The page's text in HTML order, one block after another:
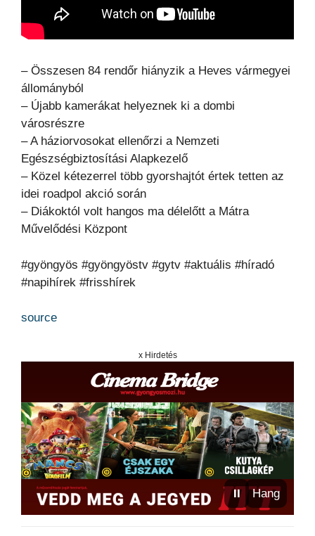
– Összesen 84 rendőr hiányzik a Heves vármegyei
állományból
– Újabb kamerákat helyeznek ki a dombi
városrészre
– A háziorvosokat ellenőrzi a Nemzeti
Egészségbiztosítási Alapkezelő
– Közel kétezerrel több gyorshajtót értek tetten az
idei roadpol akció során
– Diákoktól volt hangos ma délelőtt a Mátra
Művelődési Központ
#gyöngyös #gyöngyöstv #gytv #aktuális #híradó
#napihírek #frisshírek
source
x Hirdetés
⏸ Hang